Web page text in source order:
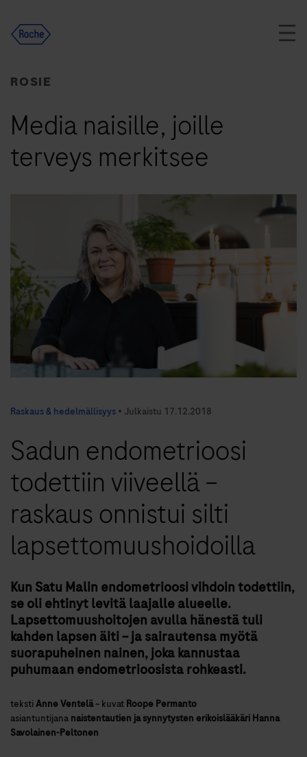
content
ROSIE
Media naisille, joille
terveys merkitsee
Raskaus & hedelmällisyys • Julkaistu 17.12.2018
Sadun endometrioosi
todettiin viiveellä –
raskaus onnistui silti
lapsettomuus­hoidoilla
Kun Satu Malin endometrioosi vihdoin todettiin,
se oli ehtinyt levitä laajalle alueelle.
Lapsettomuushoitojen avulla hänestä tuli
kahden lapsen äiti – ja sairautensa myötä
suorapuheinen nainen, joka kannustaa
puhumaan endometrioosista rohkeasti.
tekstiAnne Ventelä~ kuvat Roope Permanto
asiantuntijana naistentautien ja synnytysten erikoislääkäri Hanna
Savolainen-Peltonen